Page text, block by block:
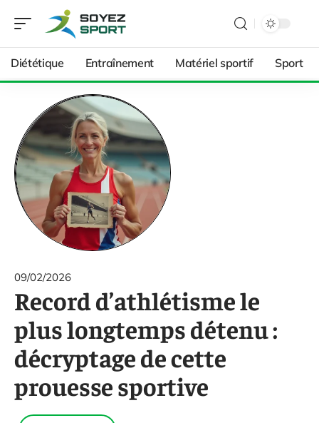
Diététique Entraînement Matériel sportif Sport
09/02/2026
Record d’athlétisme le
plus longtemps détenu :
décryptage de cette
prouesse sportive